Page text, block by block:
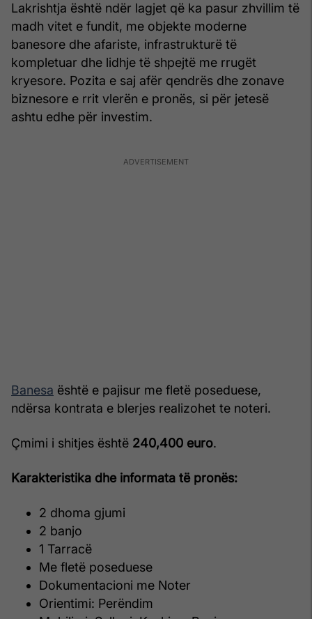
Lakrishtja është ndër lagjet që ka pasur zhvillim të
madh vitet e fundit, me objekte moderne
banesore dhe afariste, infrastrukturë të
kompletuar dhe lidhje të shpejtë me rrugët
kryesore. Pozita e saj afër qendrës dhe zonave
biznesore e rrit vlerën e pronës, si për jetesë
ashtu edhe për investim.
Banesa është e pajisur me fletë poseduese,
ndërsa kontrata e blerjes realizohet te noteri.
Çmimi i shitjes është 240,400 euro.
Karakteristika dhe informata të pronës:
2 dhoma gjumi
2 banjo
1 Tarracë
Me fletë poseduese
Dokumentacioni me Noter
Orientimi: Perëndim